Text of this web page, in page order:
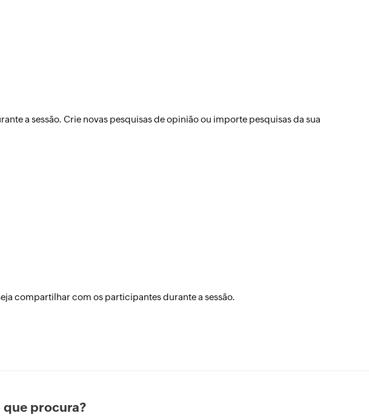
a sessão. Crie novas pesquisas de opinião ou importe pesquisas da sua
compartilhar com os participantes durante a sessão.
que procura?